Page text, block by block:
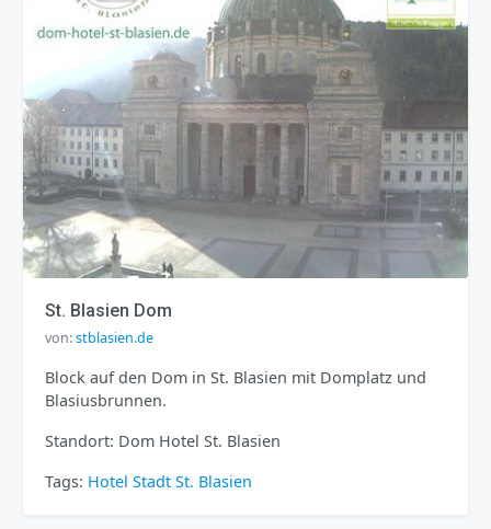
St. Blasien Dom
von:stblasien.de
Block auf den Dom in St. Blasien mit Domplatz und
Blasiusbrunnen.
Standort: Dom Hotel St. Blasien
Tags: Hotel Stadt St. Blasien